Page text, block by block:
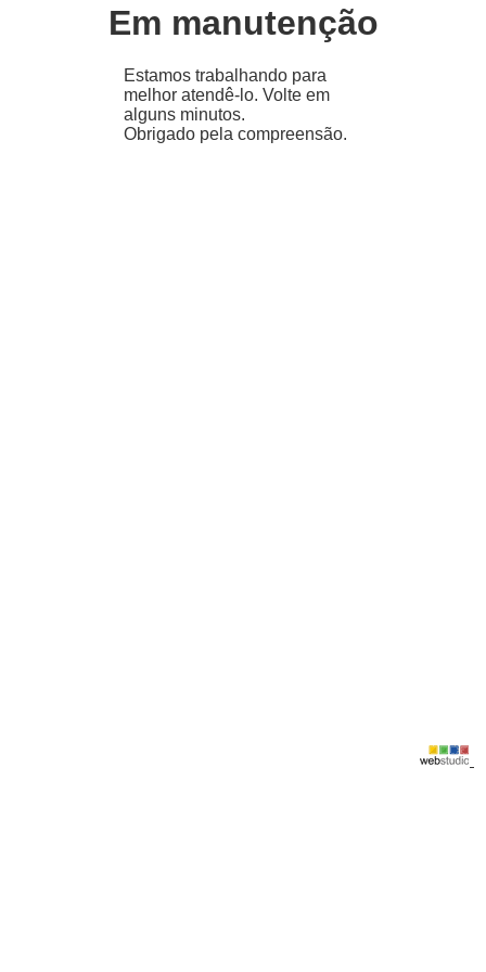
Em manutenção
Estamos trabalhando para
melhor atendê-lo. Volte em
alguns minutos.
Obrigado pela compreensão.